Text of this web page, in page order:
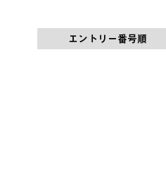
エントリー番号順